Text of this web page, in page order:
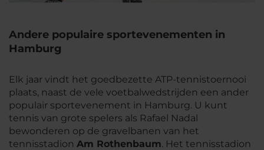
Andere populaire sportevenementen in
Hamburg
Elk jaar vindt het goedbezette ATP-tennistoernooi
plaats, naast de vele voetbalwedstrijden een ander
populair sportevenement in Hamburg. U kunt
tennis van grote spelers als Rafael Nadal
bewonderen op de gravelbanen van het
tennisstadion Am Rothenbaum. Het tennisstadion